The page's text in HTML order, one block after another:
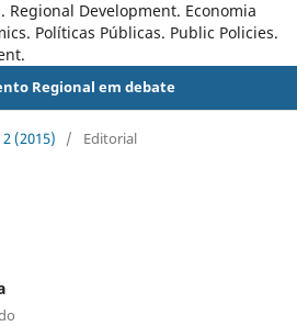
Regional Development. Economia
Políticas Públicas. Public Policies.
Regional em debate
(2015) / Editorial